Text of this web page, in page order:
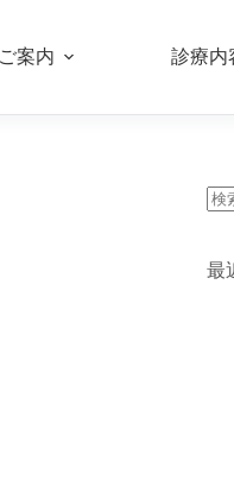
案内 診療内
な
最